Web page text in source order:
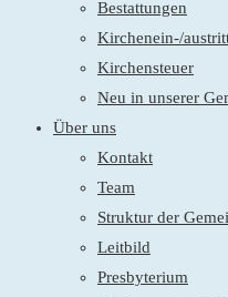
Bestattungen
Kirchenein-/
Kirchensteuer
Neu in unserer
Über uns
Kontakt
Team
Struktur der
Leitbild
Presbyterium